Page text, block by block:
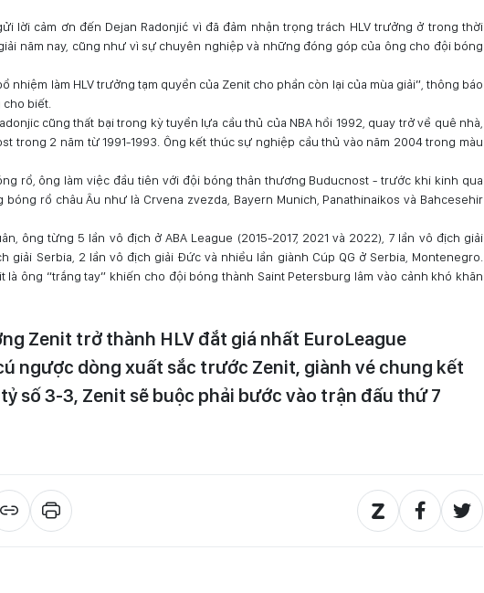
lời cảm ơn đến Dejan Radonjić vì đã đảm nhận trọng trách HLV trưởng ở trong thời
năm nay, cũng như vì sự chuyên nghiệp và những đóng góp của ông cho đội bóng
nhiệm làm HLV trưởng tạm quyền của Zenit cho phần còn lại của mùa giải”, thông báo
biết.
cũng thất bại trong kỳ tuyển lựa cầu thủ của NBA hồi 1992, quay trở về quê nhà,
trong 2 năm từ 1991-1993. Ông kết thúc sự nghiệp cầu thủ vào năm 2004 trong màu
rổ, ông làm việc đầu tiên với đội bóng thân thương Buducnost - trước khi kinh qua
bóng rổ châu Âu như là Crvena zvezda, Bayern Munich, Panathinaikos và Bahcesehir
ông từng 5 lần vô địch ở ABA League (2015-2017, 2021 và 2022), 7 lần vô địch giải
giải Serbia, 2 lần vô địch giải Đức và nhiều lần giành Cúp QG ở Serbia, Montenegro.
là ông “trắng tay” khiến cho đội bóng thành Saint Petersburg lâm vào cảnh khó khăn
Zenit trở thành HLV đắt giá nhất EuroLeague
ngược dòng xuất sắc trước Zenit, giành vé chung kết
tỷ số 3-3, Zenit sẽ buộc phải bước vào trận đấu thứ 7